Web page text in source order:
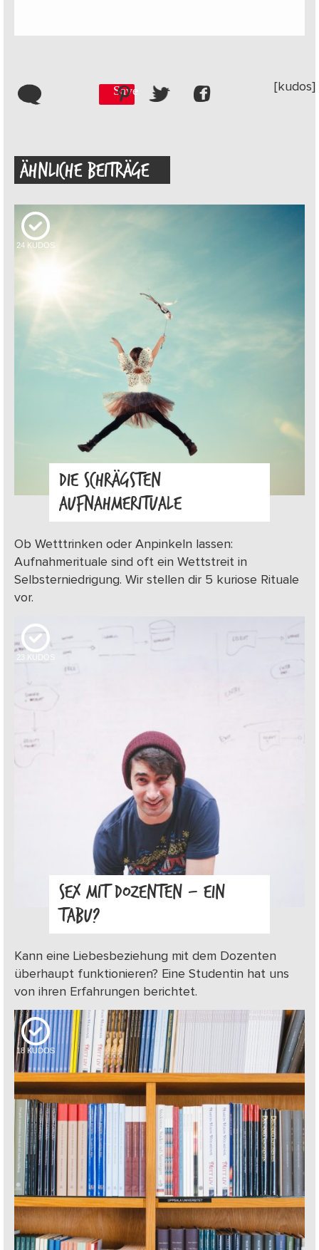
Save [kudos]
ÄHNLICHE BEITRÄGE
24 KUDOS
DIE SCHRÄGSTEN
AUFNAHMERITUALE
Ob Wetttrinken oder Anpinkeln lassen:
Aufnahmerituale sind oft ein Wettstreit in
Selbsterniedrigung. Wir stellen dir 5 kuriose Rituale
vor.
23 KUDOS
SEX MIT DOZENTEN – EIN
TABU?
Kann eine Liebesbeziehung mit dem Dozenten
überhaupt funktionieren? Eine Studentin hat uns
von ihren Erfahrungen berichtet.
18 KUDOS